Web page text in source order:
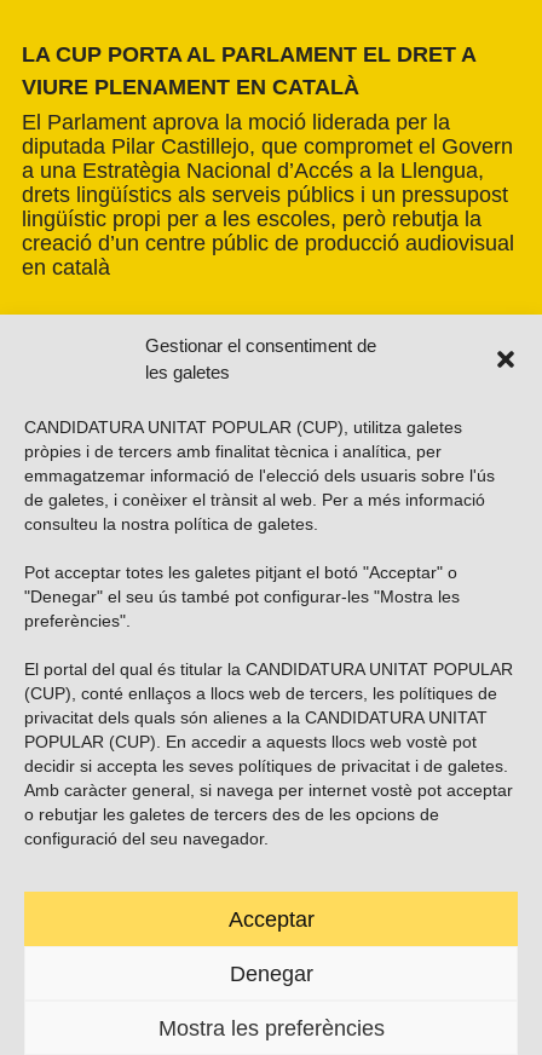
Gestionar el consentiment de
les galetes
CANDIDATURA UNITAT POPULAR (CUP), utilitza galetes
pròpies i de tercers amb finalitat tècnica i analítica, per
emmagatzemar informació de l'elecció dels usuaris sobre l'ús
de galetes, i conèixer el trànsit al web. Per a més informació
consulteu la nostra política de galetes
Pot acceptar totes les galetes pitjant el botó "Acceptar" o
"Denegar" el seu ús també pot configurar-les "Mostra les
preferències".
El portal del qual és titular la CANDIDATURA UNITAT POPULAR
(CUP), conté enllaços a llocs web de tercers, les polítiques de
privacitat dels quals són alienes a la CANDIDATURA UNITAT
POPULAR (CUP). En accedir a aquests llocs web vostè pot
decidir si accepta les seves polítiques de privacitat i de galetes.
Amb caràcter general, si navega per internet vostè pot acceptar
o rebutjar les galetes de tercers des de les opcions de
configuració del seu navegador.
Acceptar
Denegar
Mostra les preferències
LA CUP PORTA AL PARLAMENT EL DRET A
VIURE PLENAMENT EN CATALÀ
El Parlament aprova la moció liderada per la
diputada Pilar Castillejo, que compromet el Govern
a una Estratègia Nacional d’Accés a la Llengua,
drets lingüístics als serveis públics i un pressupost
lingüístic propi per a les escoles, però rebutja la
creació d’un centre públic de producció audiovisual
en català
Vols subscriure’t al nostre butlletí?
ENVIAR
Troba’ns a les xarxes socials
Carrer Casp 180 (baixos), Barcelona.
contacte@cup.cat